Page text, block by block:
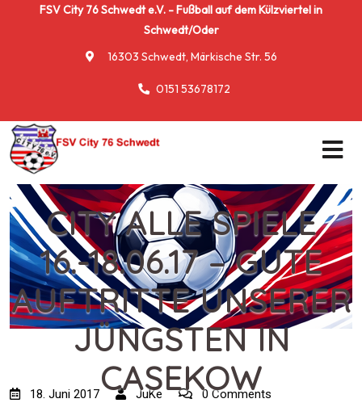
FSV City 76 Schwedt e.V. - Fußball auf dem Külzviertel in
Schwedt/Oder
16303 Schwedt, Märkische Str. 56
0151 53678172
CITY ALLE SPIELE
16.-18.06.17 – GUTE
AUFTRITTE UNSERER
JÜNGSTEN IN
CASEKOW
18. Juni 2017 JuKe 0 Comments